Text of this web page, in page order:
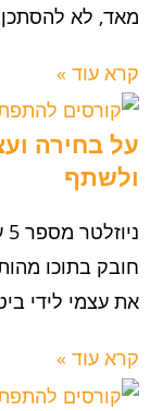
מאד, לא
קרא עוד »
על בחירה
ולשתף
חובק בתוכו
את עצמי לידי
קרא עוד »